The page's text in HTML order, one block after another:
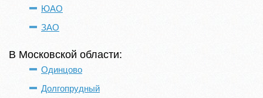
ЮАО
ЗАО
В Московской области:
Одинцово
Долгопрудный